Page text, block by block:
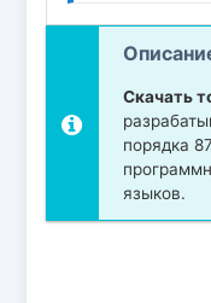
Скачать
порядка
языков.